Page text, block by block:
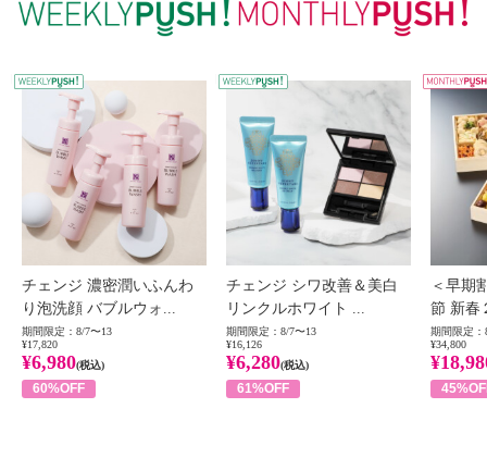
WEEKLY PUSH
チェンジ 濃密潤いふんわ
り泡洗顔 バブルウォ...
期間限定：8/7〜13
¥17,820
¥6,980(税込)
60%OFF
チェンジ シワ改善＆美白
リンクルホワイト ...
期間限定：8/7〜13
¥16,126
¥6,280(税込)
61%OFF
＜早期
節 新春
期間限定：
¥34,800